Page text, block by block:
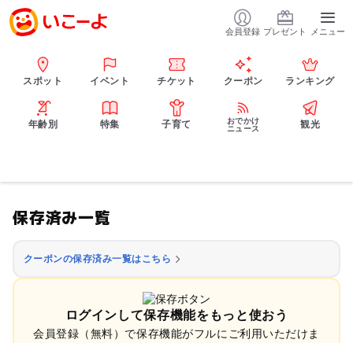
会員登録 プレゼント メニュー
スポット イベント チケット クーポン ランキング
年齢別 特集 子育て
おでかけ
ニュース
観光
保存済み一覧
クーポンの保存済み一覧はこちら
ログインして保存機能をもっと使おう
会員登録（無料）で保存機能がフルにご利用いただけま